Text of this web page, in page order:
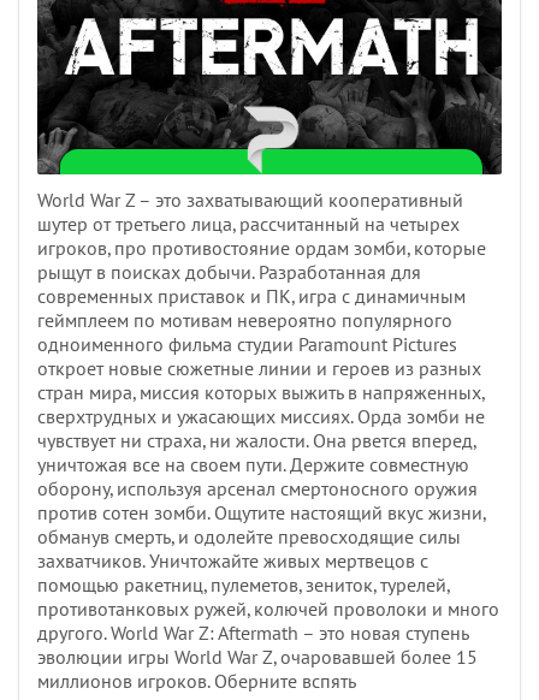
World War Z – это захватывающий кооперативный
шутер от третьего лица, рассчитанный на четырех
игроков, про противостояние ордам зомби, которые
рыщут в поисках добычи. Разработанная для
современных приставок и ПК, игра с динамичным
геймплеем по мотивам невероятно популярного
одноименного фильма студии Paramount Pictures
откроет новые сюжетные линии и героев из разных
стран мира, миссия которых выжить в напряженных,
сверхтрудных и ужасающих миссиях. Орда зомби не
чувствует ни страха, ни жалости. Она рвется вперед,
уничтожая все на своем пути. Держите совместную
оборону, используя арсенал смертоносного оружия
против сотен зомби. Ощутите настоящий вкус жизни,
обманув смерть, и одолейте превосходящие силы
захватчиков. Уничтожайте живых мертвецов с
помощью ракетниц, пулеметов, зениток, турелей,
противотанковых ружей, колючей проволоки и много
другого. World War Z: Aftermath – это новая ступень
эволюции игры World War Z, очаровавшей более 15
миллионов игроков. Оберните вспять